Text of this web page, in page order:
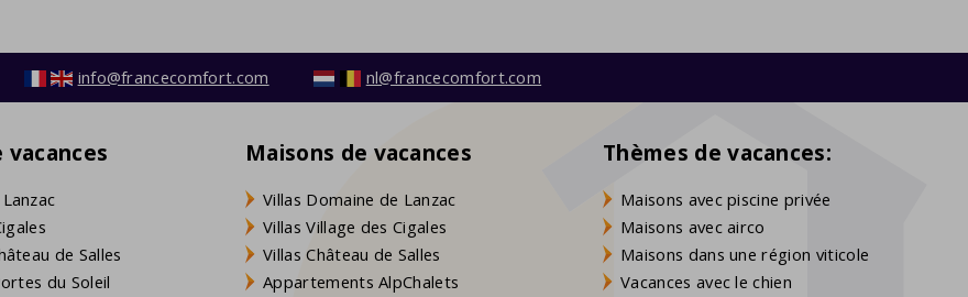
info@francecomfort.com nl@francecomfort.com
vacances
de Salles
du Soleil
Maisons de vacances
Villas Domaine de Lanzac
Villas Village des Cigales
Villas Château de Salles
Appartements AlpChalets
Thèmes de vacances:
Maisons avec piscine privée
Maisons avec airco
Maisons dans une région viticole
Vacances avec le chien